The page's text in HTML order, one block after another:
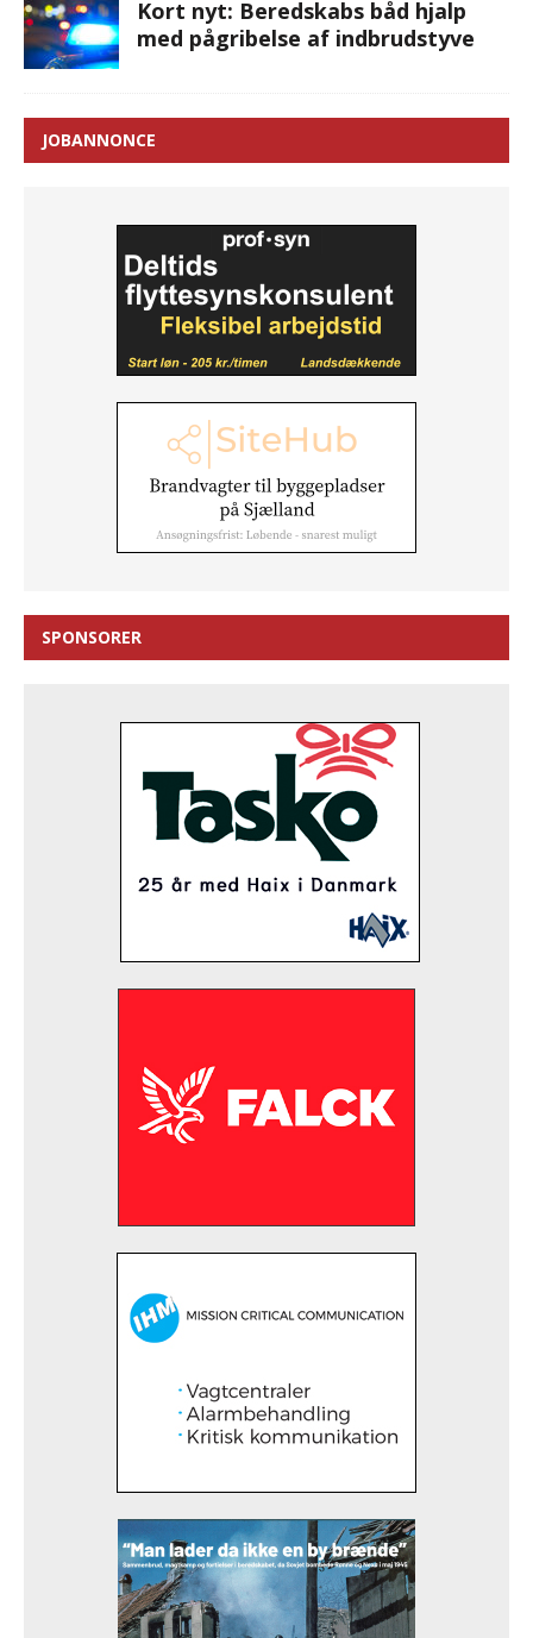
Kort nyt: Beredskabs båd hjalp
med pågribelse af indbrudstyve
JOBANNONCE
SPONSORER